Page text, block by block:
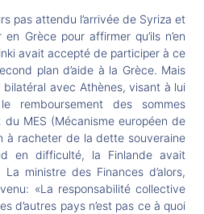
pas attendu l’arrivée de Syriza et
en Grèce pour affirmer qu’ils n’en
avait accepté de participer à ce
plan d’aide à la Grèce. Mais
avec Athènes, visant à lui
remboursement des sommes
MES (Mécanisme européen de
à racheter de la dette souveraine
en difficulté, la Finlande avait
ministre des Finances d’alors,
«La responsabilité collective
d’autres pays n’est pas ce à quoi